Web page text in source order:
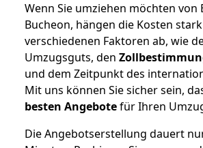
Wenn Sie umziehen möchten von
Bucheon, hängen die Kosten
verschiedenen Faktoren ab, wie
Umzugsguts, den
und dem Zeitpunkt des
Mit uns können Sie sicher sein,
besten Angebotefür Ihren
Die Angebotserstellung dauert